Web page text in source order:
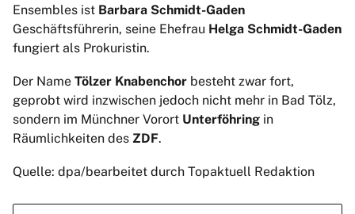
Ensembles ist Barbara Schmidt-Gaden
Geschäftsführerin, seine Ehefrau Helga Schmidt-Gaden
fungiert als Prokuristin.
Der Name Tölzer Knabenchor besteht zwar fort,
geprobt wird inzwischen jedoch nicht mehr in Bad Tölz,
sondern im Münchner Vorort Unterföhring in
Räumlichkeiten des ZDF.
Quelle: dpa/bearbeitet durch Topaktuell Redaktion